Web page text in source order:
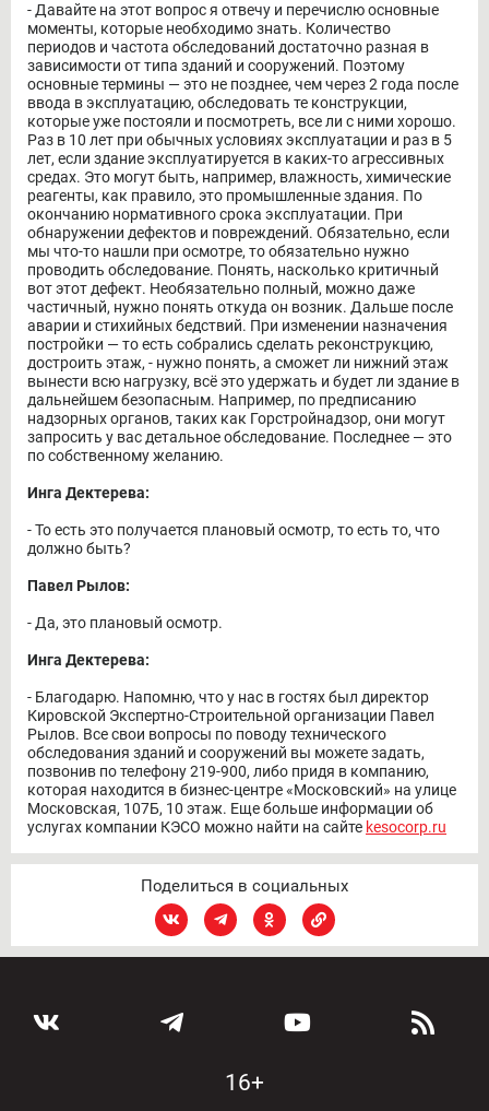
- Давайте на этот вопрос я отвечу и перечислю основные
моменты, которые необходимо знать. Количество
периодов и частота обследований достаточно разная в
зависимости от типа зданий и сооружений. Поэтому
основные термины — это не позднее, чем через 2 года после
ввода в эксплуатацию, обследовать те конструкции,
которые уже постояли и посмотреть, все ли с ними хорошо.
Раз в 10 лет при обычных условиях эксплуатации и раз в 5
лет, если здание эксплуатируется в каких-то агрессивных
средах. Это могут быть, например, влажность, химические
реагенты, как правило, это промышленные здания. По
окончанию нормативного срока эксплуатации. При
обнаружении дефектов и повреждений. Обязательно, если
мы что-то нашли при осмотре, то обязательно нужно
проводить обследование. Понять, насколько критичный
вот этот дефект. Необязательно полный, можно даже
частичный, нужно понять откуда он возник. Дальше после
аварии и стихийных бедствий. При изменении назначения
постройки — то есть собрались сделать реконструкцию,
достроить этаж, - нужно понять, а сможет ли нижний этаж
вынести всю нагрузку, всё это удержать и будет ли здание в
дальнейшем безопасным. Например, по предписанию
надзорных органов, таких как Горстройнадзор, они могут
запросить у вас детальное обследование. Последнее — это
по собственному желанию.
Инга Дектерева:
- То есть это получается плановый осмотр, то есть то, что
должно быть?
Павел Рылов:
- Да, это плановый осмотр.
Инга Дектерева:
- Благодарю. Напомню, что у нас в гостях был директор
Кировской Экспертно-Строительной организации Павел
Рылов. Все свои вопросы по поводу технического
обследования зданий и сооружений вы можете задать,
позвонив по телефону 219-900, либо придя в компанию,
которая находится в бизнес-центре «Московский» на улице
Московская, 107Б, 10 этаж. Еще больше информации об
услугах компании КЭСО можно найти на сайте kesocorp.ru
Поделиться в социальных
16+